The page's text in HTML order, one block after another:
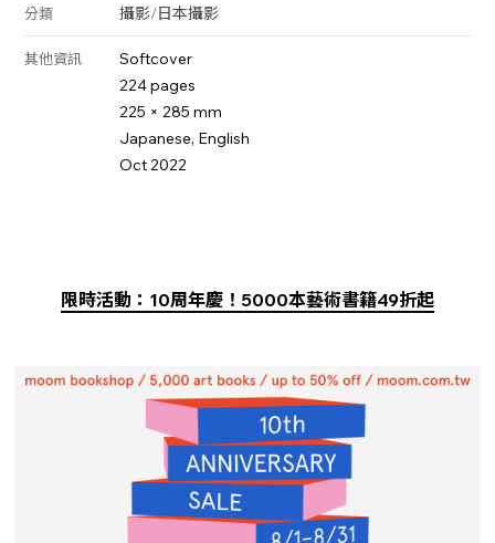
分類 攝影/日本攝影
其他資訊
Softcover
224 pages
225 × 285 mm
Japanese, English
Oct 2022
限時活動：10周年慶！5000本藝術書籍49折起